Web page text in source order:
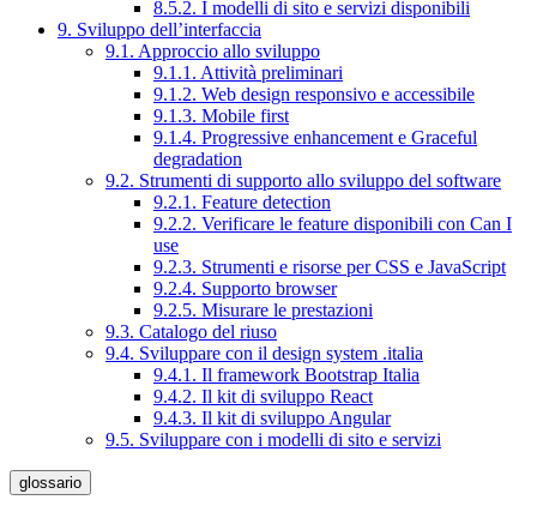
8.5.2. I modelli di sito e servizi disponibili
9. Sviluppo dell’interfaccia
9.1. Approccio allo sviluppo
9.1.1. Attività preliminari
9.1.2. Web design responsivo e accessibile
9.1.3. Mobile first
9.1.4. Progressive enhancement e Graceful
degradation
9.2. Strumenti di supporto allo sviluppo del software
9.2.1. Feature detection
9.2.2. Verificare le feature disponibili con Can I
use
9.2.3. Strumenti e risorse per CSS e JavaScript
9.2.4. Supporto browser
9.2.5. Misurare le prestazioni
9.3. Catalogo del riuso
9.4. Sviluppare con il design system .italia
9.4.1. Il framework Bootstrap Italia
9.4.2. Il kit di sviluppo React
9.4.3. Il kit di sviluppo Angular
9.5. Sviluppare con i modelli di sito e servizi
glossario